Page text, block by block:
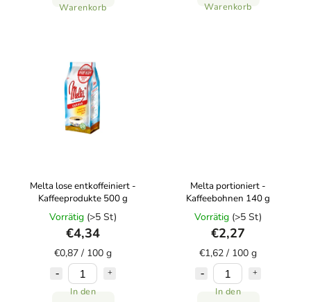
Warenkorb
Warenkorb
Melta lose entkoffeiniert -
Kaffeeprodukte 500 g
Vorrätig (>5 St)
€4,34
€0,87 / 100 g
In den
Melta portioniert -
Kaffeebohnen 140 g
Vorrätig (>5 St)
€2,27
€1,62 / 100 g
In den